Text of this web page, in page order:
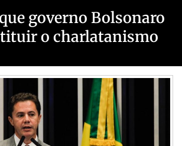
governo Bolsonaro
o charlatanismo